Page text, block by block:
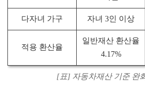
다자녀 가구 자녀 3인 이상
적용 환산율
일반재산 환산율
4.17%
[표] 자동차재산 기준 완